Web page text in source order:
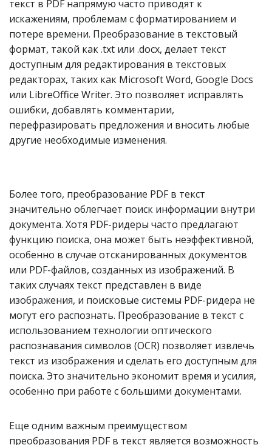
текст в PDF напрямую часто приводят к
искажениям, проблемам с форматированием и
потере времени. Преобразование в текстовый
формат, такой как .txt или .docx, делает текст
доступным для редактирования в текстовых
редакторах, таких как Microsoft Word, Google Docs
или LibreOffice Writer. Это позволяет исправлять
ошибки, добавлять комментарии,
перефразировать предложения и вносить любые
другие необходимые изменения.
Более того, преобразование PDF в текст
значительно облегчает поиск информации внутри
документа. Хотя PDF-ридеры часто предлагают
функцию поиска, она может быть неэффективной,
особенно в случае отсканированных документов
или PDF-файлов, созданных из изображений. В
таких случаях текст представлен в виде
изображения, и поисковые системы PDF-ридера не
могут его распознать. Преобразование в текст с
использованием технологии оптического
распознавания символов (OCR) позволяет извлечь
текст из изображения и сделать его доступным для
поиска. Это значительно экономит время и усилия,
особенно при работе с большими документами.
Еще одним важным преимуществом
преобразования PDF в текст является возможность